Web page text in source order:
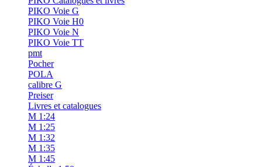
PIKO Voie G
PIKO Voie H0
PIKO Voie N
PIKO Voie TT
pmt
Pocher
POLA
calibre G
Preiser
Livres et catalogues
M 1:24
M 1:25
M 1:32
M 1:35
M 1:45